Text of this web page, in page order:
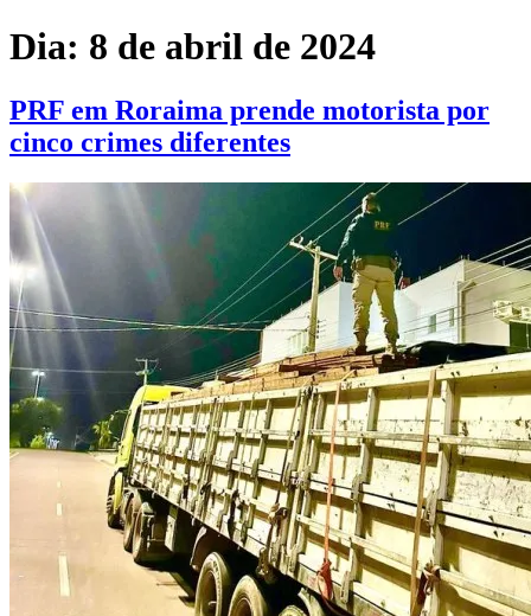
Dia: 8 de abril de 2024
PRF em Roraima prende motorista por
cinco crimes diferentes